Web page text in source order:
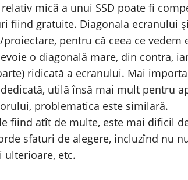
relativ mică a unui SSD poate fi
fiind gratuite. Diagonala ecranului
pentru că ceea ce
o diagonală mare, din contra,
ridicată a ecranului. Mai
utilă însă mai mult pentru
problematica este similară.
fiind atît de multe, este mai dificil
sfaturi de alegere, incluzînd nu
etc.